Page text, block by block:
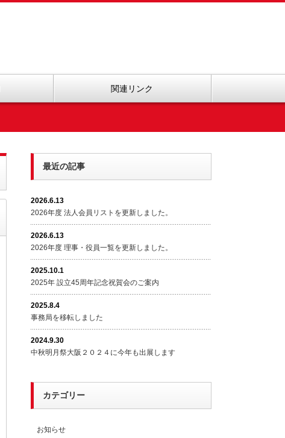
関連リンク
最近の記事
2026.6.13
2026年度 法人会員リストを更新しました。
2026.6.13
2026年度 理事・役員一覧を更新しました。
2025.10.1
2025年 設立45周年記念祝賀会のご案内
2025.8.4
事務局を移転しました
2024.9.30
中秋明月祭大阪２０２４に今年も出展します
カテゴリー
お知らせ